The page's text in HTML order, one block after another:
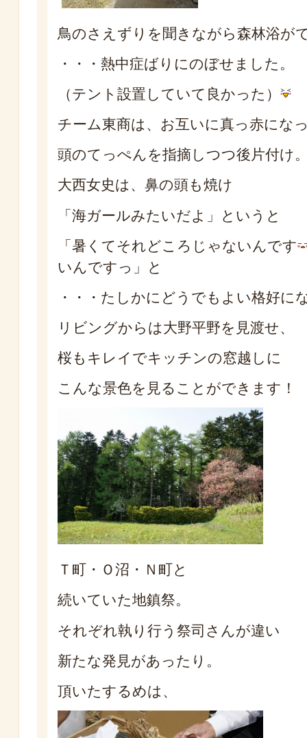
鳥のさえずりを聞きながら森林浴が
・・・熱中症ばりにのぼせました。
（テント設置していて良かった）
チーム東商は、お互いに真っ赤にな
頭のてっぺんを指摘しつつ後片付け
大西女史は、鼻の頭も焼け
「海ガールみたいだよ」というと
「暑くてそれどころじゃないんです
いんですっ」と
・・・たしかにどうでもよい格好に
リビングからは大野平野を見渡せ、
桜もキレイでキッチンの窓越しに
こんな景色を見ることができます！
Ｔ町・Ｏ沼・Ｎ町と
続いていた地鎮祭。
それぞれ執り行う祭司さんが違い
新たな発見があったり。
頂いたするめは、